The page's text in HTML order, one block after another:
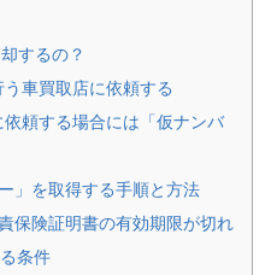
するの？
車買取店に依頼する
頼する場合には「仮ナンバ
」を取得する手順と方法
保険証明書の有効期限が切れ
条件